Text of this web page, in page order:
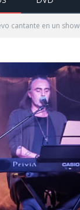
cantante en un